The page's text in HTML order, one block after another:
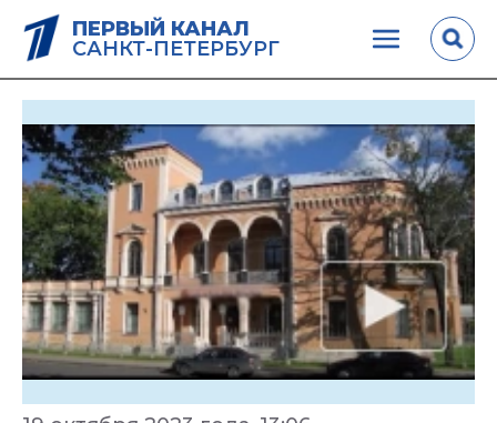
ПЕРВЫЙ КАНАЛ
САНКТ-ПЕТЕРБУРГ